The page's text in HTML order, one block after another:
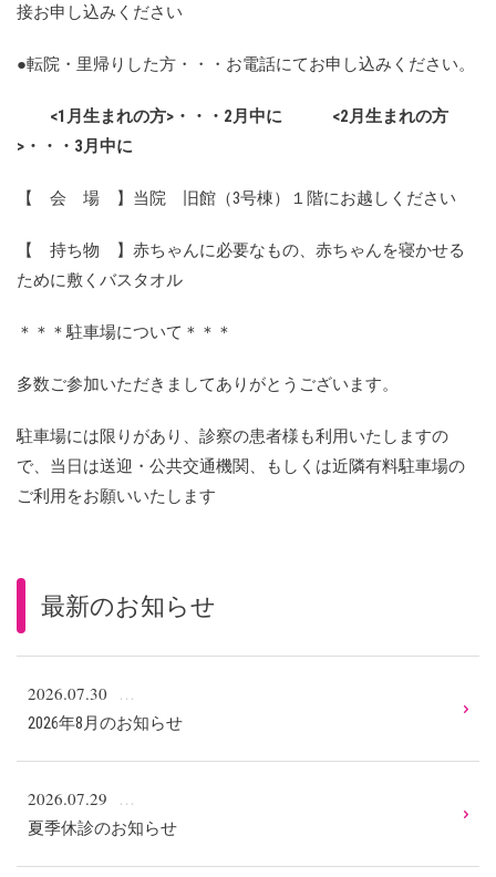
接お申し込みください
●転院・里帰りした方・・・お電話にてお申し込みください。
<1月生まれの方>・・・2月中に <2月生まれの方
>・・・3月中に
【 会 場 】当院 旧館（3号棟）１階にお越しください
【 持ち物 】赤ちゃんに必要なもの、赤ちゃんを寝かせる
ために敷くバスタオル
＊＊＊駐車場について＊＊＊
多数ご参加いただきましてありがとうございます。
駐車場には限りがあり、診察の患者様も利用いたしますの
で、当日は送迎・公共交通機関、もしくは近隣有料駐車場の
ご利用をお願いいたします
最新のお知らせ
2026.07.30
2026年8月のお知らせ
2026.07.29
夏季休診のお知らせ